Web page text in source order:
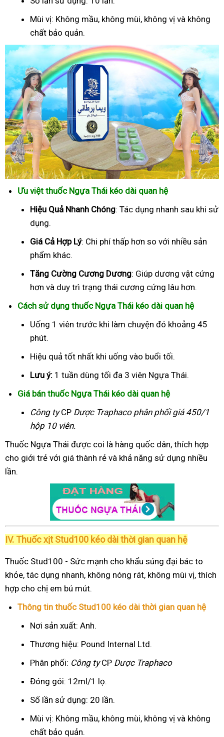
Mùi vị: Không mầu, không mùi, không vị và không
chất bảo quản.
Ưu việt thuốc Ngựa Thái kéo dài quan hệ
Hiệu Quả Nhanh Chóng: Tác dụng nhanh sau khi sử
dụng.
Giá Cả Hợp Lý: Chi phí thấp hơn so với nhiều sản
phẩm khác.
Tăng Cường Cương Dương: Giúp dương vật cứng
hơn và duy trì trạng thái cương cứng lâu hơn.
Cách sử dụng thuốc Ngựa Thái kéo dài quan hệ
Uống 1 viên trước khi làm chuyện đó khoảng 45
phút.
Hiệu quả tốt nhất khi uống vào buổi tối.
Lưu ý: 1 tuần dùng tối đa 3 viên Ngựa Thái.
Giá bán thuốc Ngựa Thái kéo dài quan hệ
Công tyCP Dược Traphacophân phối giá 450/1
hộp 10 viên.
Thuốc Ngựa Thái được coi là hàng quốc dân, thích hợp
cho giới trẻ với giá thành rẻ và khả năng sử dụng nhiều
lần.
IV. Thuốc xịt Stud100 kéo dài thời gian quan hệ
Thuốc Stud100 - Sức mạnh cho khẩu súng đại bác to
khỏe, tác dụng nhanh, không nóng rát, không mùi vị, thích
hợp cho chị em bú mút.
Thông tin thuốc Stud100 kéo dài thời gian quan hệ
Nơi sản xuất: Anh.
Thương hiệu: Pound Internal Ltd.
Phân phối: Công tyCP Dược Traphaco
Đóng gói: 12ml/1 lọ.
Số lần sử dụng: 20 lần.
Mùi vị: Không mầu, không mùi, không vị và không
chất bảo quản.